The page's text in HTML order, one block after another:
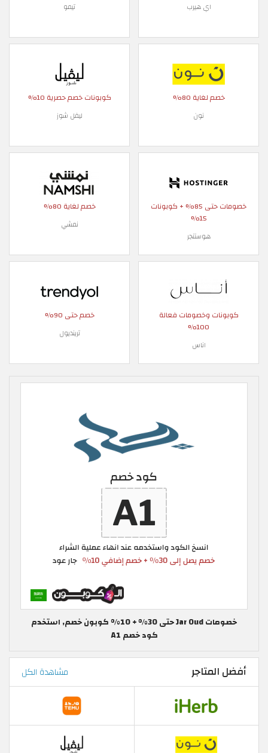
اي هيرب تيمو
خصم لغاية 80%
نون
كوبونات خصم حصرية 10%
ليفل شوز
خصومات حتى 85% + كوبونات
15%
هوستنجر
خصم لغاية 80%
نمشي
كوبونات وخصومات فعالة
100%
اناس
خصم حتى 90%
ترينديول
خصومات Jar Oud حتى 30% + 10% كوبون خصم, استخدم
كود خصم A1
أفضل المتاجر مشاهدة الكل